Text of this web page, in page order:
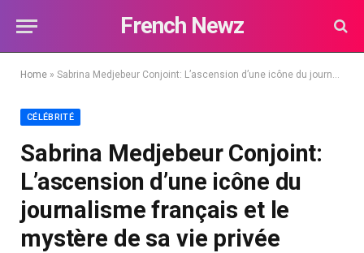
French Newz
Home » Sabrina Medjebeur Conjoint: L’ascension d’une icône du journalisme français et le mystère de sa vie privée
CÉLÉBRITÉ
Sabrina Medjebeur Conjoint:
L’ascension d’une icône du
journalisme français et le
mystère de sa vie privée